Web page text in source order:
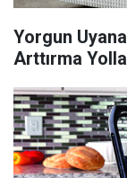
Yorgun
Arttırma